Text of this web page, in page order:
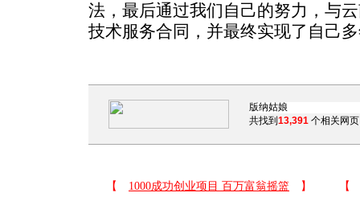
法，最后通过我们自己的努力，与
技术服务合同，并最终实现了自己
共找到 13,391 个相关网